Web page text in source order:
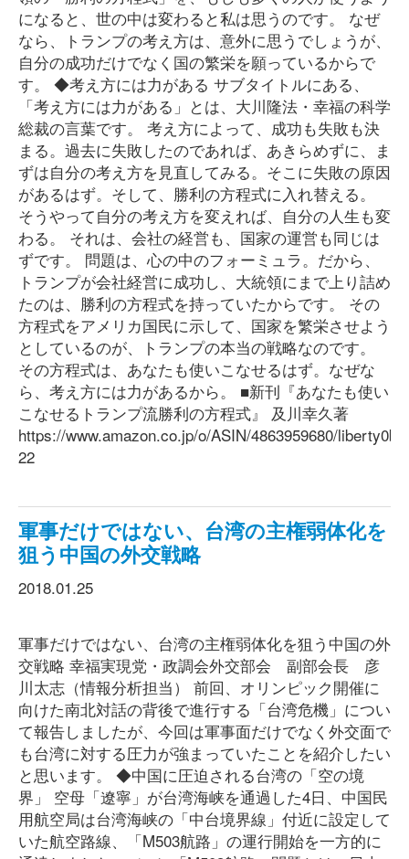
になると、世の中は変わると私は思うのです。 なぜ
なら、トランプの考え方は、意外に思うでしょうが、
自分の成功だけでなく国の繁栄を願っているからで
す。 ◆考え方には力がある サブタイトルにある、
「考え方には力がある」とは、大川隆法・幸福の科学
総裁の言葉です。 考え方によって、成功も失敗も決
まる。過去に失敗したのであれば、あきらめずに、ま
ずは自分の考え方を見直してみる。そこに失敗の原因
があるはず。そして、勝利の方程式に入れ替える。
そうやって自分の考え方を変えれば、自分の人生も変
わる。 それは、会社の経営も、国家の運営も同じは
ずです。 問題は、心の中のフォーミュラ。だから、
トランプが会社経営に成功し、大統領にまで上り詰め
たのは、勝利の方程式を持っていたからです。 その
方程式をアメリカ国民に示して、国家を繁栄させよう
としているのが、トランプの本当の戦略なのです。
その方程式は、あなたも使いこなせるはず。なぜな
ら、考え方には力があるから。 ■新刊『あなたも使い
こなせるトランプ流勝利の方程式』 及川幸久著
https://www.amazon.co.jp/o/ASIN/4863959680/liberty0b-
22
軍事だけではない、台湾の主権弱体化を
狙う中国の外交戦略
2018.01.25
軍事だけではない、台湾の主権弱体化を狙う中国の外
交戦略 幸福実現党・政調会外交部会 副部会長 彦
川太志（情報分析担当） 前回、オリンピック開催に
向けた南北対話の背後で進行する「台湾危機」につい
て報告しましたが、今回は軍事面だけでなく外交面で
も台湾に対する圧力が強まっていたことを紹介したい
と思います。 ◆中国に圧迫される台湾の「空の境
界」 空母「遼寧」が台湾海峡を通過した4日、中国民
用航空局は台湾海峡の「中台境界線」付近に設定して
いた航空路線、「M503航路」の運行開始を一方的に